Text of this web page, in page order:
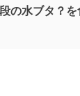
の水ブタ？を